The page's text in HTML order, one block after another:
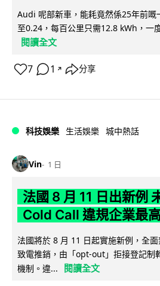
Audi 呢部新車，能耗竟然係25年前
至0.24，每百公里只需12.8 kWh，一
閱讀全文
7 1 ↗ 分享
科技娛樂 生活娛樂 城中熱話
Vin 1 日
法國 8 月 11 日出新例
Cold Call 違規企業最
法國將於 8 月 11 日起實施新例，全
致電推銷，由「opt-out」拒接登記制
機制。違...
閱讀全文